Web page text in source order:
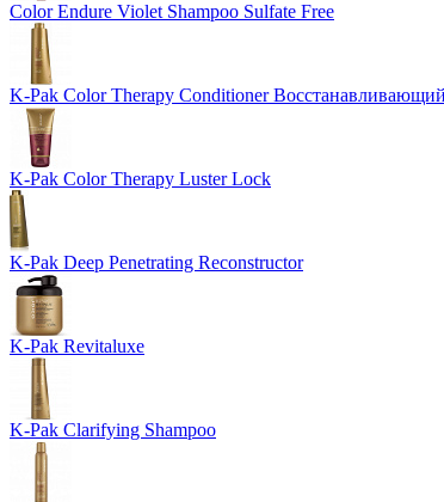
Color Endure Violet Shampoo Sulfate Free
K-Pak Color Therapy Conditioner
K-Pak Color Therapy Luster Lock
K-Pak Deep Penetrating Reconstructor
K-Pak Revitaluxe
K-Pak Clarifying Shampoo